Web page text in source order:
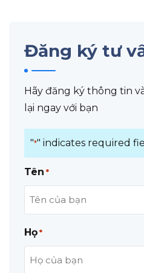
Đăng ký tư
Hãy đăng ký thông tin
lại ngay với bạn
"*" indicates required
Tên *
Họ *